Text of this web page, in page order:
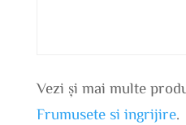
Vezi și mai multe
Frumusete si ingrijire.